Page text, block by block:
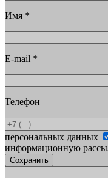
Имя *
E-mail *
Телефон
персональных данных
информационную
Сохранить